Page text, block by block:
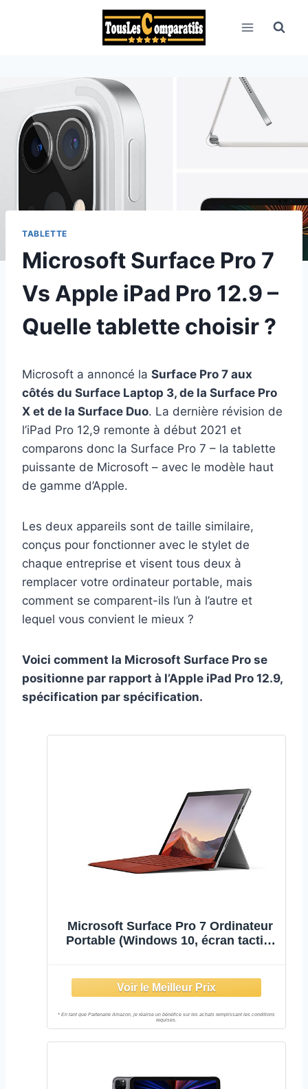
TABLETTE
Microsoft Surface Pro 7
Vs Apple iPad Pro 12.9 –
Quelle tablette choisir ?
Microsoft a annoncé la Surface Pro 7 aux
côtés du Surface Laptop 3, de la Surface Pro
X et de la Surface Duo. La dernière révision de
l’iPad Pro 12,9 remonte à début 2021 et
comparons donc la Surface Pro 7 – la tablette
puissante de Microsoft – avec le modèle haut
de gamme d’Apple.
Les deux appareils sont de taille similaire,
conçus pour fonctionner avec le stylet de
chaque entreprise et visent tous deux à
remplacer votre ordinateur portable, mais
comment se comparent-ils l’un à l’autre et
lequel vous convient le mieux ?
Voici comment la Microsoft Surface Pro se
positionne par rapport à l’Apple iPad Pro 12.9,
spécification par spécification.
Microsoft Surface Pro 7 Ordinateur
Portable (Windows 10, écran tactile
& performant